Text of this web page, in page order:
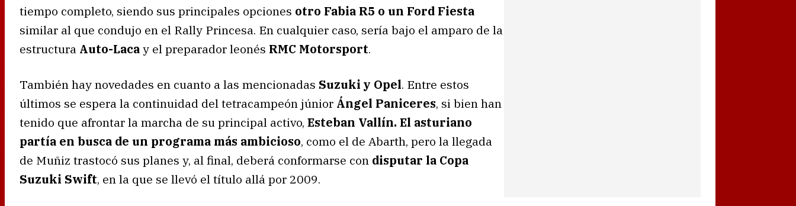
tiempo completo, siendo sus principales opciones otro Fabia R5 o un Ford Fiesta
similar al que condujo en el Rally Princesa. En cualquier caso, sería bajo el amparo de la
estructura Auto-Laca y el preparador leonés RMC Motorsport.
También hay novedades en cuanto a las mencionadas Suzuki y Opel. Entre estos
últimos se espera la continuidad del tetracampeón júnior Ángel Paniceres, si bien han
tenido que afrontar la marcha de su principal activo, Esteban Vallín. El asturiano
partía en busca de un programa más ambicioso, como el de Abarth, pero la llegada
de Muñiz trastocó sus planes y, al final, deberá conformarse con disputar la Copa
Suzuki Swift, en la que se llevó el título allá por 2009.